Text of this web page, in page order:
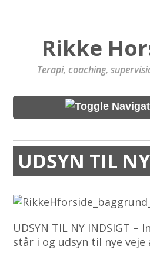
Rikke
Terapi, coaching,
UDSYN TIL
UDSYN TIL NY INDSIGT –
står i og udsyn til nye veje